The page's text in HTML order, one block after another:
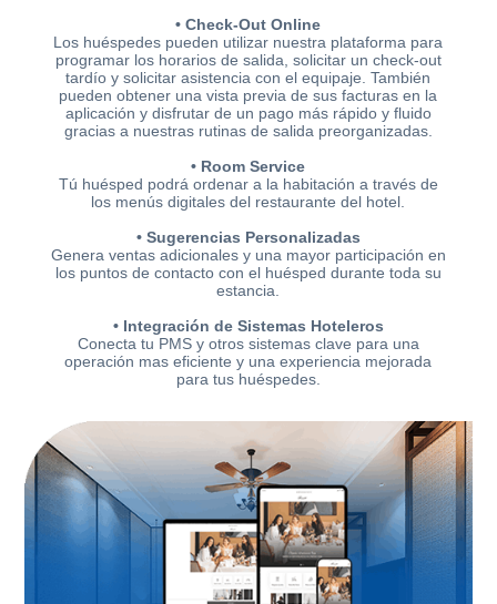
• Check-Out Online
Los huéspedes pueden utilizar nuestra plataforma para
programar los horarios de salida, solicitar un check-out
tardío y solicitar asistencia con el equipaje. También
pueden obtener una vista previa de sus facturas en la
aplicación y disfrutar de un pago más rápido y fluido
gracias a nuestras rutinas de salida preorganizadas.
• Room Service
Tú huésped podrá ordenar a la habitación a través de
los menús digitales del restaurante del hotel.
• Sugerencias Personalizadas
Genera ventas adicionales y una mayor participación en
los puntos de contacto con el huésped durante toda su
estancia.
• Integración de Sistemas Hoteleros
Conecta tu PMS y otros sistemas clave para una
operación mas eficiente y una experiencia mejorada
para tus huéspedes.